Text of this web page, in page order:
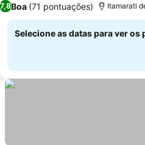
7,8Boa (71 pontuações) Itamarati
Selecione as datas para ver os